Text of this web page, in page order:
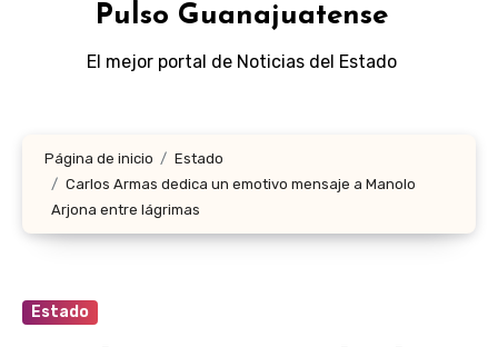
Pulso Guanajuatense
El mejor portal de Noticias del Estado
Página de inicio
Estado
Carlos Armas dedica un emotivo mensaje a Manolo
Arjona entre lágrimas
Estado